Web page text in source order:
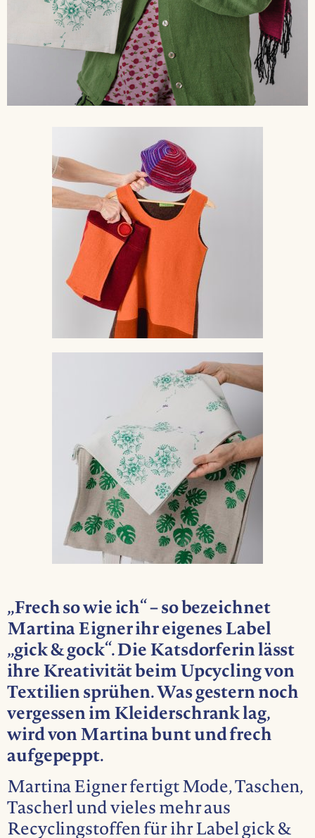
„Frech so wie ich“ – so bezeichnet
Martina Eigner ihr eigenes Label
„gick & gock“. Die Katsdorferin lässt
ihre Kreativität beim Upcycling von
Textilien sprühen. Was gestern noch
vergessen im Kleiderschrank lag,
wird von Martina bunt und frech
aufgepeppt.
Martina Eigner fertigt Mode, Taschen,
Tascherl und vieles mehr aus
Recyclingstoffen für ihr Label gick &